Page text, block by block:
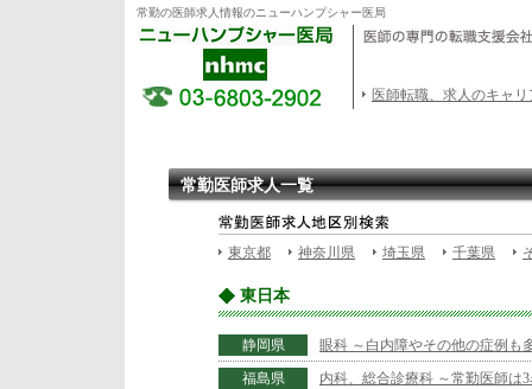
常勤の医師求人情報のニューハンプシャー医局
医師転職、求人のキャ
常勤医師求人一覧
東京都 神奈川県 埼玉県 千葉県
東日本
静岡県 眼科 ～白内障やその他の症例も
福島県 内科、総合診療科 ～常勤医師は